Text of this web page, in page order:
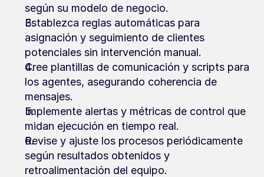
según su modelo de negocio.
Establezca reglas automáticas para
asignación y seguimiento de clientes
potenciales sin intervención manual.
Cree plantillas de comunicación y scripts para
los agentes, asegurando coherencia de
mensajes.
Implemente alertas y métricas de control que
midan ejecución en tiempo real.
Revise y ajuste los procesos periódicamente
según resultados obtenidos y
retroalimentación del equipo.